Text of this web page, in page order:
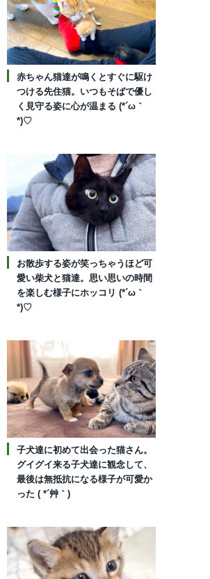
赤ちゃん猫達が鳴くとすぐに駆け
つける先住猫。いつもそばで優し
く見守る姿に心が温まる (*´ω｀
*)♡
お散歩する姿が笑っちゃうほど可
愛い柴犬と猫達。思い思いの時間
を楽しむ様子にホッコリ (*´ω｀
*)♡
子犬達に初めて出会った猫さん。
グイグイ来る子犬達に観念して、
最後は無抵抗になる様子が可愛か
った ( *´艸｀)